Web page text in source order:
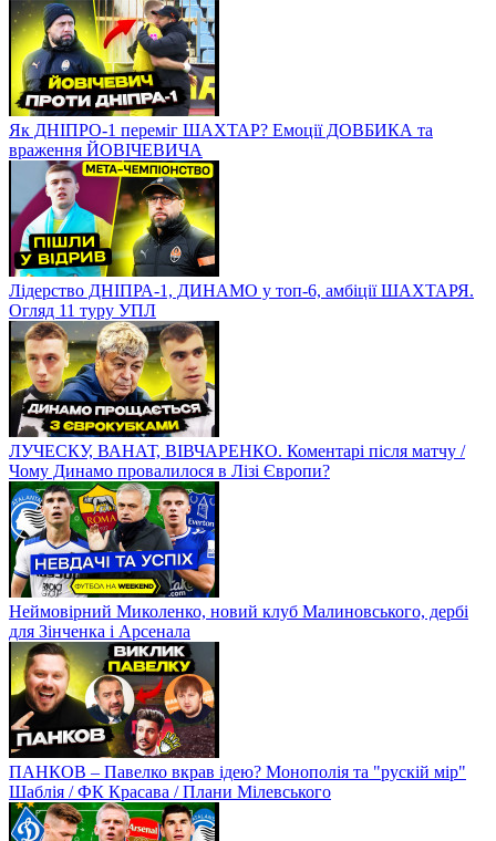
Як ДНІПРО-1 переміг ШАХТАР? Емоції ДОВБИКА та
враження ЙОВІЧЕВИЧА
Лідерство ДНІПРА-1, ДИНАМО у топ-6, амбіції ШАХТАРЯ.
Огляд 11 туру УПЛ
ЛУЧЕСКУ, ВАНАТ, ВІВЧАРЕНКО. Коментарі після матчу /
Чому Динамо провалилося в Лізі Європи?
Неймовірний Миколенко, новий клуб Малиновського, дербі
для Зінченка і Арсенала
ПАНКОВ – Павелко вкрав ідею? Монополія та "рускій мір"
Шаблія / ФК Красава / Плани Мілевського